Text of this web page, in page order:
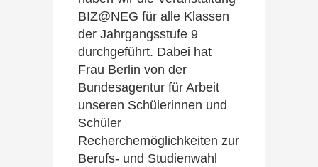
BIZ@NEG für alle Klassen
der Jahrgangsstufe 9
durchgeführt. Dabei hat
Frau Berlin von der
Bundesagentur für Arbeit
unseren Schülerinnen und
Schüler
Recherchemöglichkeiten zur
Berufs- und Studienwahl